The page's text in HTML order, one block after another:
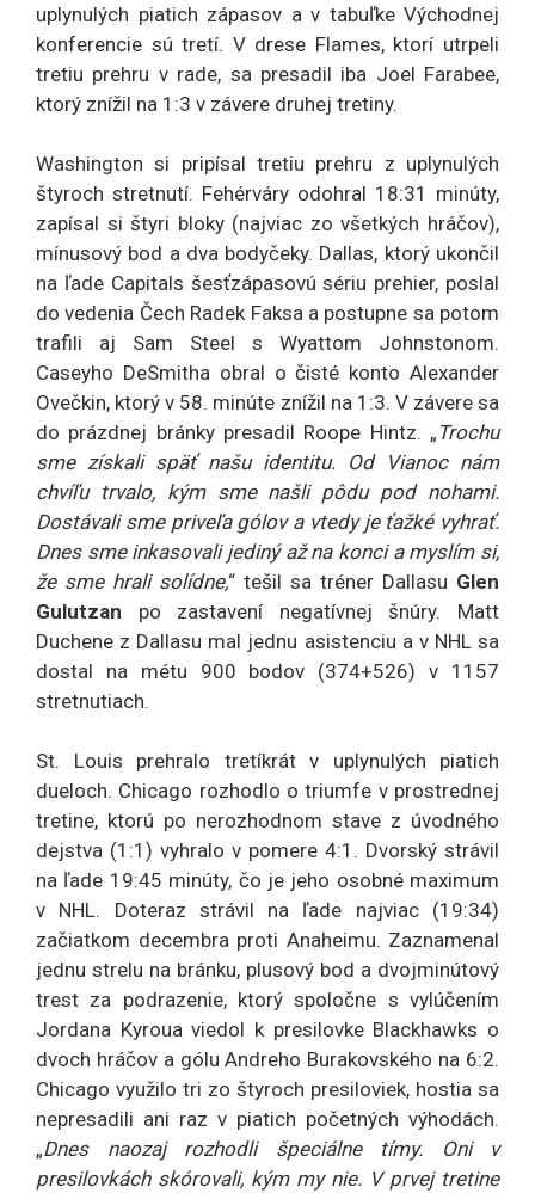
uplynulých piatich zápasov a v tabuľke Východnej
konferencie sú tretí. V drese Flames, ktorí utrpeli
tretiu prehru v rade, sa presadil iba Joel Farabee,
ktorý znížil na 1:3 v závere druhej tretiny.
Washington si pripísal tretiu prehru z uplynulých
štyroch stretnutí. Fehérváry odohral 18:31 minúty,
zapísal si štyri bloky (najviac zo všetkých hráčov),
mínusový bod a dva bodyčeky. Dallas, ktorý ukončil
na ľade Capitals šesťzápasovú sériu prehier, poslal
do vedenia Čech Radek Faksa a postupne sa potom
trafili aj Sam Steel s Wyattom Johnstonom.
Caseyho DeSmitha obral o čisté konto Alexander
Ovečkin, ktorý v 58. minúte znížil na 1:3. V závere sa
do prázdnej bránky presadil Roope Hintz. „ Trochu
sme získali späť našu identitu. Od Vianoc nám
chvíľu trvalo, kým sme našli pôdu pod nohami.
Dostávali sme priveľa gólov a vtedy je ťažké vyhrať.
Dnes sme inkasovali jediný až na konci a myslím si,
že sme hrali solídne,“ tešil sa tréner Dallasu Glen
Gulutzan po zastavení negatívnej šnúry. Matt
Duchene z Dallasu mal jednu asistenciu a v NHL sa
dostal na métu 900 bodov (374+526) v 1157
stretnutiach.
St. Louis prehralo tretíkrát v uplynulých piatich
dueloch. Chicago rozhodlo o triumfe v prostrednej
tretine, ktorú po nerozhodnom stave z úvodného
dejstva (1:1) vyhralo v pomere 4:1. Dvorský strávil
na ľade 19:45 minúty, čo je jeho osobné maximum
v NHL. Doteraz strávil na ľade najviac (19:34)
začiatkom decembra proti Anaheimu. Zaznamenal
jednu strelu na bránku, plusový bod a dvojminútový
trest za podrazenie, ktorý spoločne s vylúčením
Jordana Kyroua viedol k presilovke Blackhawks o
dvoch hráčov a gólu Andreho Burakovského na 6:2.
Chicago využilo tri zo štyroch presiloviek, hostia sa
nepresadili ani raz v piatich početných výhodách.
„Dnes naozaj rozhodli špeciálne tímy. Oni v
presilovkách skórovali, kým my nie. V prvej tretine